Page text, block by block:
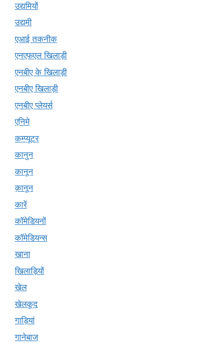
उद्यमियों
उद्यमी
एआई तकनीक
एनएफएल खिलाड़ी
एनबीए के खिलाड़ी
एनबीए खिलाड़ी
एनबीए प्लेयर्स
एनिमे
कम्प्यूटर
कानुन
कानून
क़ानून
कारें
कॉमेडियनों
कॉमेडियन्स
खाना
खिलाड़ियों
खेल
खेलकूद
गाड़ियां
गानेबाज